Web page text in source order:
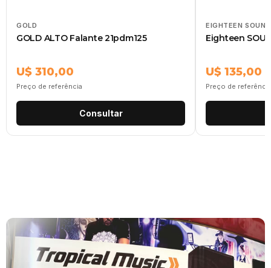
GOLD
GOLD ALTO Falante 21pdm125
U$ 310,00
Preço de referência
Consultar
EIGHTEEN SOUND
Eighteen
U$ 135,00
Preço de referência